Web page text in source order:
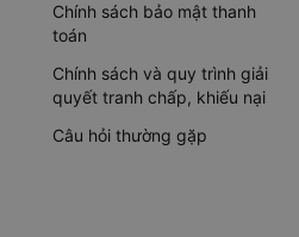
Chính sách bảo mật thanh
toán
Chính sách và quy trình giải
quyết tranh chấp, khiếu nại
Câu hỏi thường gặp